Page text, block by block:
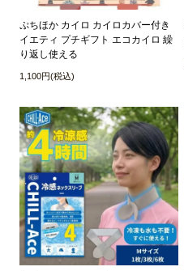
ぷちほか カイロ カイロカバー付き
イエティ プチギフト エコカイロ 繰
り返し使える
1,100円(税込)